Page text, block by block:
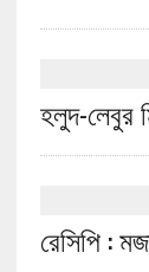
হলুদ-লেবুর
রেসিপি :